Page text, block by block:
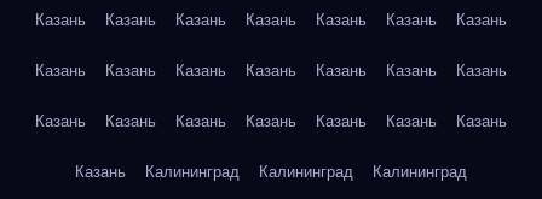
Казань Казань Казань Казань Казань Казань Казань
Казань Казань Казань Казань Казань Казань Казань
Казань Казань Казань Казань Казань Казань Казань
Казань Калининград Калининград Калининград